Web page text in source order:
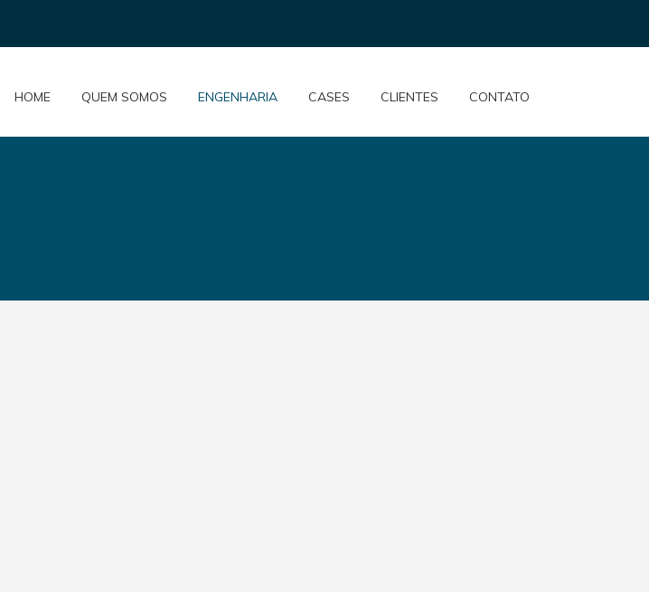
HOME QUEM SOMOS ENGENHARIA CASES CLIENTES CONTATO